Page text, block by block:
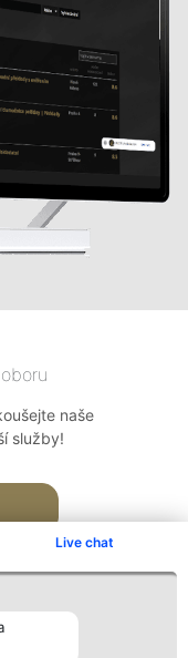
Live chat
naše
služby!